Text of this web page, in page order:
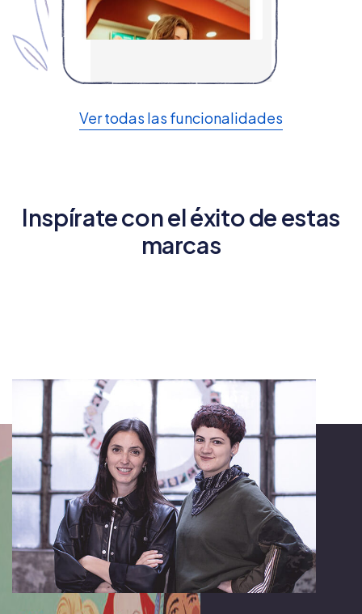
Ver todas las funcionalidades
Inspírate con el éxito de estas
marcas